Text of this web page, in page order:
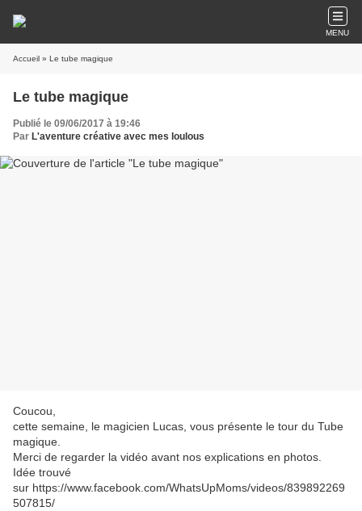
MENU
Accueil » Le tube magique
Le tube magique
Publié le 09/06/2017 à 19:46
Par L'aventure créative avec mes loulous
Coucou,
cette semaine, le magicien Lucas, vous présente le tour du Tube
magique.
Merci de regarder la vidéo avant nos explications en photos.
Idée trouvé
sur https://www.facebook.com/WhatsUpMoms/videos/839892269
507815/